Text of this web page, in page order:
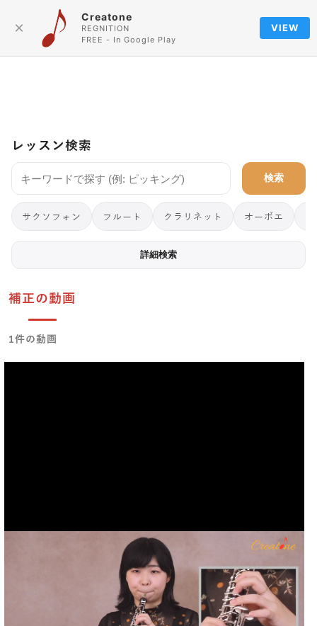
×
Creatone
REGNITION
FREE - In Google Play
VIEW
レッスン検索
検索
サクソフォン フルート クラリネット オーボエ
詳細検索
補正の動画
1件の動画